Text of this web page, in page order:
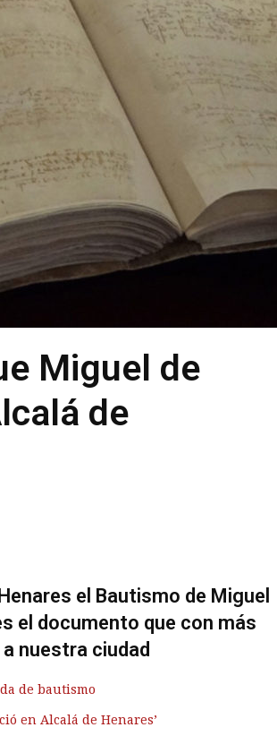
Miguel de
de
el Bautismo de Miguel
el documento que con más
nuestra ciudad
de bautismo
en Alcalá de Henares’